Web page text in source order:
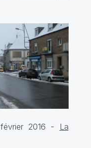
2016 - La